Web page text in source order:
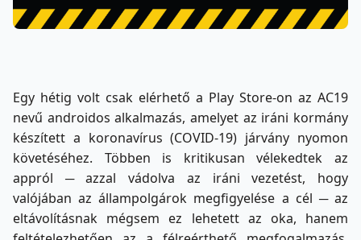
Egy hétig volt csak elérhető a Play Store-on az AC19
nevű androidos alkalmazás, amelyet az iráni kormány
készített a koronavírus (COVID-19) járvány nyomon
követéséhez. Többen is kritikusan vélekedtek az
appról ─ azzal vádolva az iráni vezetést, hogy
valójában az állampolgárok megfigyelése a cél ─ az
eltávolításnak mégsem ez lehetett az oka, hanem